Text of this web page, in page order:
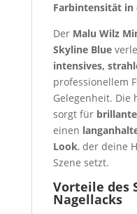
Farbintensität in
Der Malu Wilz
Skyline Blue
intensives,
professionellem
Gelegenheit. Die
sorgt für
einen
Look, der deine
Szene setzt.
Vorteile des
Nagellacks